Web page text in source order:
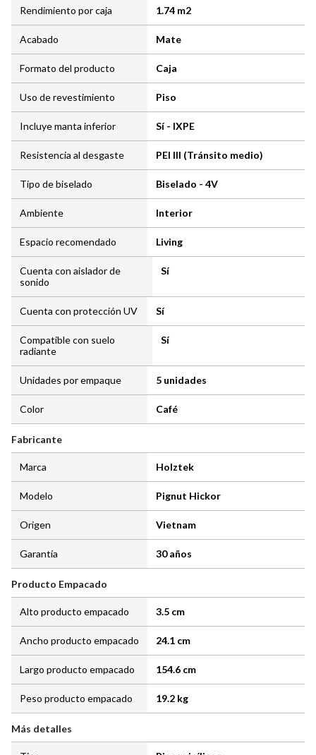
Rendimiento por caja 1.74 m2
Acabado Mate
Formato del producto Caja
Uso de revestimiento Piso
Incluye manta inferior Sí - IXPE
Resistencia al desgaste PEI III (Tránsito medio)
Tipo de biselado Biselado - 4V
Ambiente Interior
Espacio recomendado Living
Cuenta con aislador de
sonido
Sí
Cuenta con protección UV Sí
Compatible con suelo
radiante
Sí
Unidades por empaque 5 unidades
Color Café
Fabricante
Marca Holztek
Modelo Pignut Hickor
Origen Vietnam
Garantía 30 años
Producto Empacado
Alto producto empacado 3.5 cm
Ancho producto empacado 24.1 cm
Largo producto empacado 154.6 cm
Peso producto empacado 19.2 kg
Más detalles